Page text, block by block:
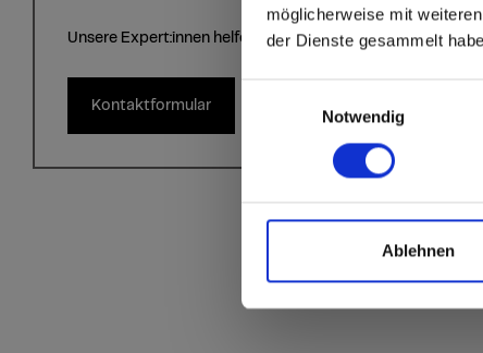
möglicherweise mit
der Dienste gesammelt
Notwendig
Ablehnen
Go to the
and the rest of the
Click here to go
Unsere Expert:innen helfen Ihnen gerne weiter!
Kontaktformular